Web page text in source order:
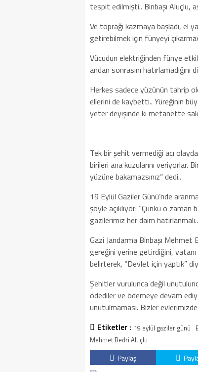
tespit edilmişti.. Binbaşı Aluçlu,
Ve toprağı kazmaya başladı, el
getirebilmek için fünyeyi
Vücudun elektriğinden fünye
andan sonrasını
Herkes sadece yüzünün tahrip
ellerini de kaybetti.. Yüreğinin
yeter deyişinde ki metanette
Tek bir şehit vermediği acı
birileri ana kuzularını veriyorlar.
yüzüne bakamazsınız” dedi..
19 Eylül Gaziler Günü’nde
şöyle açıklıyor: “Çünkü o
gazilerimiz her daim hatırlanmalı..
Gazi Jandarma Binbaşı
gereğini yerine getirdiğini,
belirterek, “Devlet için yaptık”
Şehitler vurulunca değil
ödediler ve ödemeye devam
unutulmaması. Bizler
Etiketler : 19 eylül gaziler günü
Mehmet Bedri Aluçlu
Paylaş